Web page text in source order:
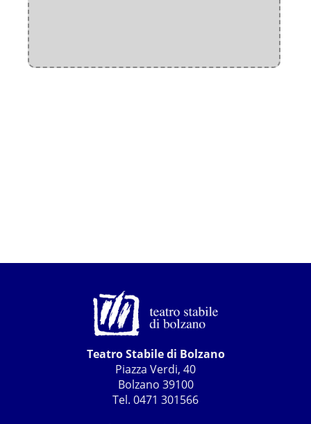
Teatro Stabile di Bolzano
Piazza Verdi, 40
Bolzano 39100
Tel. 0471 301566